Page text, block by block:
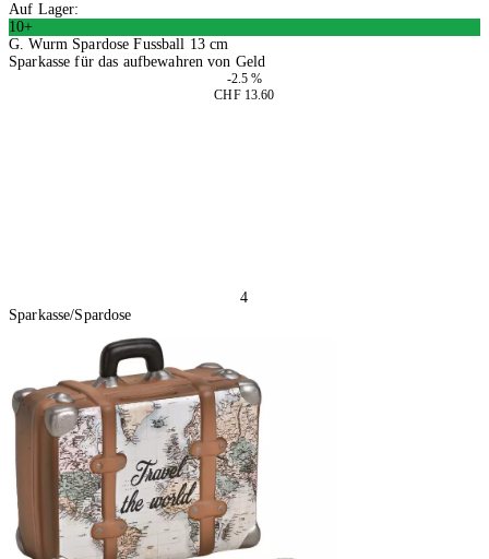
Auf Lager:
10+
G. Wurm Spardose Fussball 13 cm
Sparkasse für das aufbewahren von Geld
-2.5 %
CHF 13.60
4
Sparkasse/Spardose